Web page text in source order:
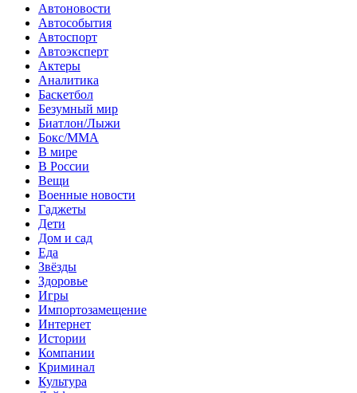
Автоновости
Автособытия
Автоспорт
Автоэксперт
Актеры
Аналитика
Баскетбол
Безумный мир
Биатлон/Лыжи
Бокс/MMA
В мире
В России
Вещи
Военные новости
Гаджеты
Дети
Дом и сад
Еда
Звёзды
Здоровье
Игры
Импортозамещение
Интернет
Истории
Компании
Криминал
Культура